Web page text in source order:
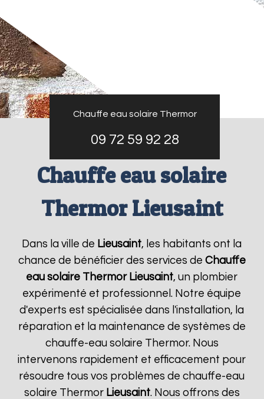
Chauffe eau solaire Thermor
09 72 59 92 28
Chauffe eau solaire
Thermor Lieusaint
Dans la ville de Lieusaint, les habitants ont la
chance de bénéficier des services de Chauffe
eau solaire Thermor Lieusaint, un plombier
expérimenté et professionnel. Notre équipe
d'experts est spécialisée dans l'installation, la
réparation et la maintenance de systèmes de
chauffe-eau solaire Thermor. Nous
intervenons rapidement et efficacement pour
résoudre tous vos problèmes de chauffe-eau
solaire Thermor Lieusaint. Nous offrons des